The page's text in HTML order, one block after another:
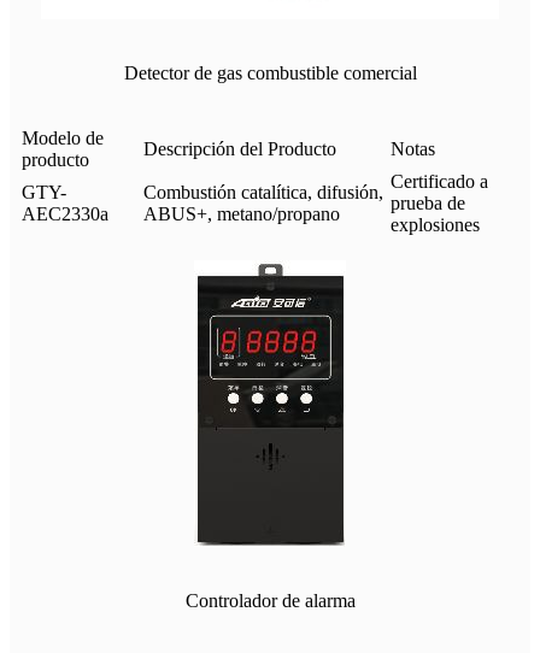
Detector de gas combustible comercial
Modelo de
producto
Descripción del Producto Notas
GTY-
AEC2330a
Combustión catalítica, difusión,
ABUS+, metano/propano
Certificado a
prueba de
explosiones
Controlador de alarma